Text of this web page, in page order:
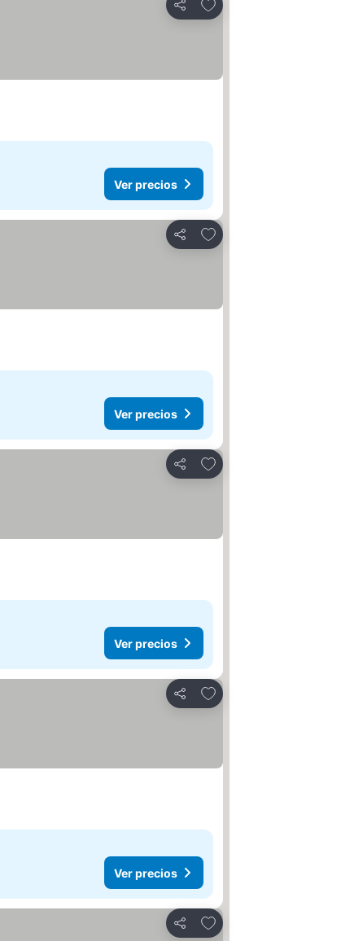
Compartir
Ver precios
Compartir
Agregar a favoritos
Ver precios
Compartir
Agregar a favoritos
Ver precios
Compartir
Agregar a favoritos
Ver precios
Compartir
Agregar a favoritos